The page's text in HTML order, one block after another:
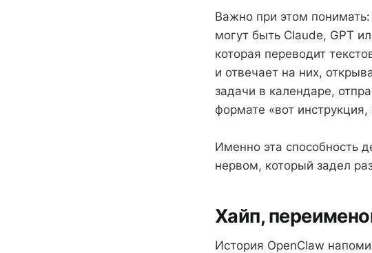
Важно при этом
могут быть Claude, GPT
которая переводит
и отвечает на них,
задачи в календаре,
формате «вот
Именно эта способность
нервом, который задел
Хайп,
История OpenClaw